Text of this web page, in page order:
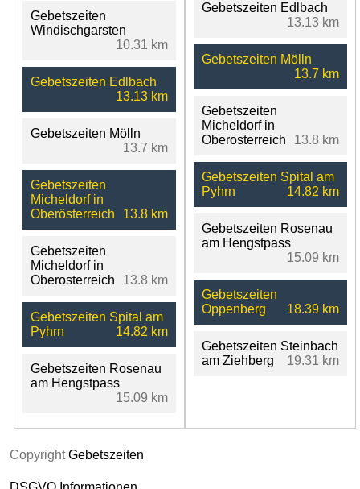
Gebetszeiten
Windischgarsten
10.31 km
Gebetszeiten Edlbach
13.13 km
Gebetszeiten Mölln
13.7 km
Gebetszeiten
Micheldorf in
Oberösterreich
13.8 km
Gebetszeiten
Micheldorf in
Oberosterreich
13.8 km
Gebetszeiten Spital am
Pyhrn
14.82 km
Gebetszeiten Rosenau
am Hengstpass
15.09 km
Gebetszeiten Edlbach
13.13 km
Gebetszeiten Mölln
13.7 km
Gebetszeiten
Micheldorf in
Oberosterreich
13.8 km
Gebetszeiten Spital am
Pyhrn
14.82 km
Gebetszeiten Rosenau
am Hengstpass
15.09 km
Gebetszeiten
Oppenberg
18.39 km
Gebetszeiten Steinbach
am Ziehberg
19.31 km
CopyrightGebetszeiten